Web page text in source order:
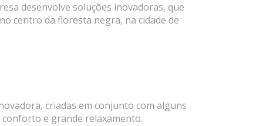
desenvolve soluções inovadoras, que
centro da floresta negra, na cidade de
criadas em conjunto com alguns
e grande relaxamento.